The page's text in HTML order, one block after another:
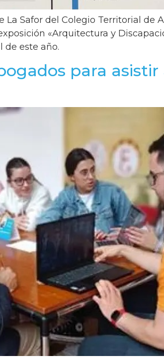
Safor del Colegio Territorial de
«Arquitectura y
de este año.
para